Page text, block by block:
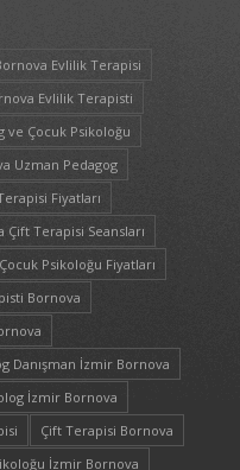
Evlilik Terapisi
Evlilik Terapisti
ve Çocuk Psikoloğu
Uzman Pedagog
Fiyatları
Çift Terapisi Seansları
Psikoloğu Fiyatları
Bornova
Danışman İzmir Bornova
İzmir Bornova
Çift Terapisi Bornova
İzmir Bornova